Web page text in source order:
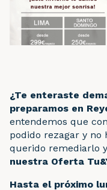
¿Te enteraste
preparamos en
entendemos que
podido rezagar y no
querido remediarlo
nuestra Oferta
Hasta el próximo